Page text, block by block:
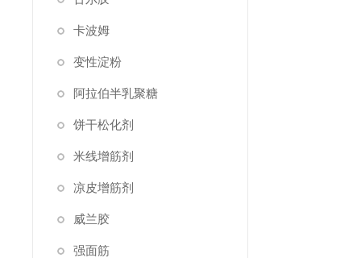
卡波姆
变性淀粉
阿拉伯半乳聚糖
饼干松化剂
米线增筋剂
凉皮增筋剂
威兰胶
强面筋